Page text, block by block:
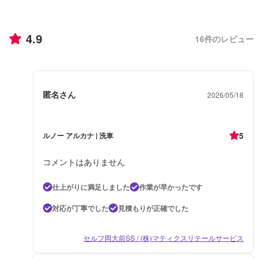
4.9 16件のレビュー
匿名さん 2026/05/18
ルノー アルカナ | 洗車 5
コメントはありません
仕上がりに満足しました
作業が早かったです
対応が丁寧でした
見積もりが正確でした
セルフ岡大前SS / (株)マティクスリテールサービス